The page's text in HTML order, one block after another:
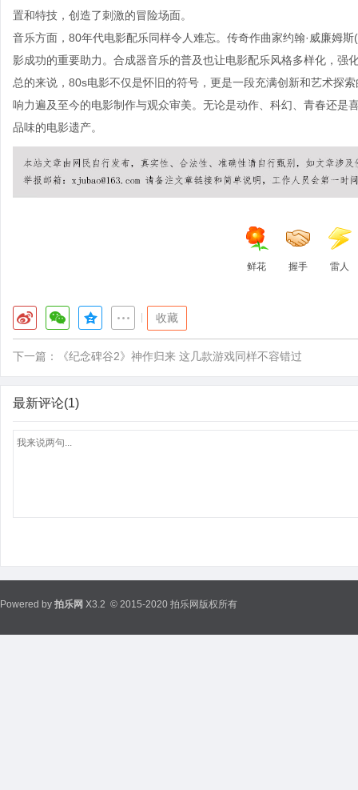
置和特技，创造了刺激的冒险场面。
音乐方面，80年代电影配乐同样令人难忘。传奇作曲家约翰·威廉姆
影成功的重要助力。合成器音乐的普及也让电影配乐风格多样化，强
总的来说，80s电影不仅是怀旧的符号，更是一段充满创新和艺术探
响力遍及至今的电影制作与观众审美。无论是动作、科幻、青春还
品味的电影遗产。
鲜花 握手 雷人
收藏
下一篇： 《纪念碑谷2》神作归来 这几款游戏同样不容错过
最新评论(1)
Powered by 拍乐网 X3.2 © 2015-2020 拍乐网版权所有